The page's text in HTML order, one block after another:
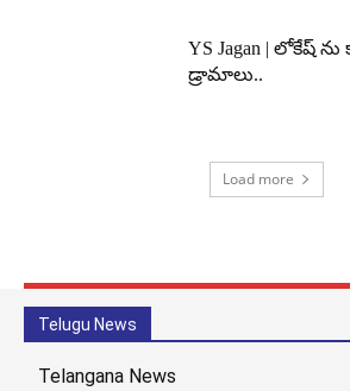
YS Jagan | లోకేష్
డ్రామాలు..
Load more
Telugu News
Telangana News